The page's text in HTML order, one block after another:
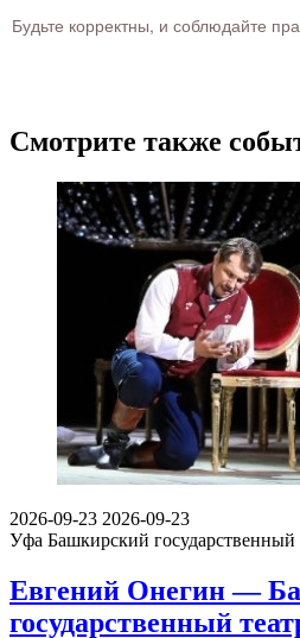
Будьте корректны, и соблюдайте
Смотрите также
2026-09-23 2026-09-23
Уфа Башкирский государственный
Евгений Онегин —
государственный